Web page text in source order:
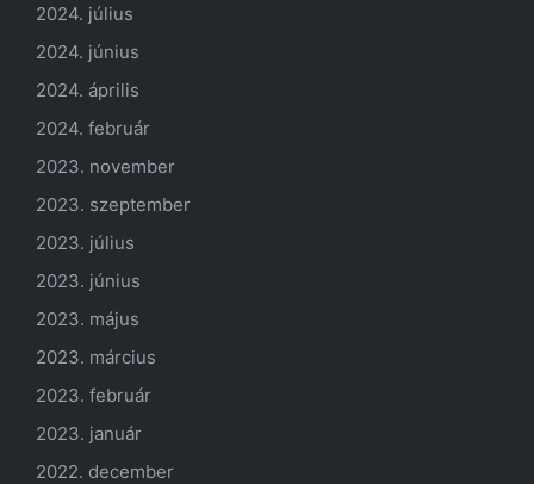
2024. július
2024. június
2024. április
2024. február
2023. november
2023. szeptember
2023. július
2023. június
2023. május
2023. március
2023. február
2023. január
2022. december